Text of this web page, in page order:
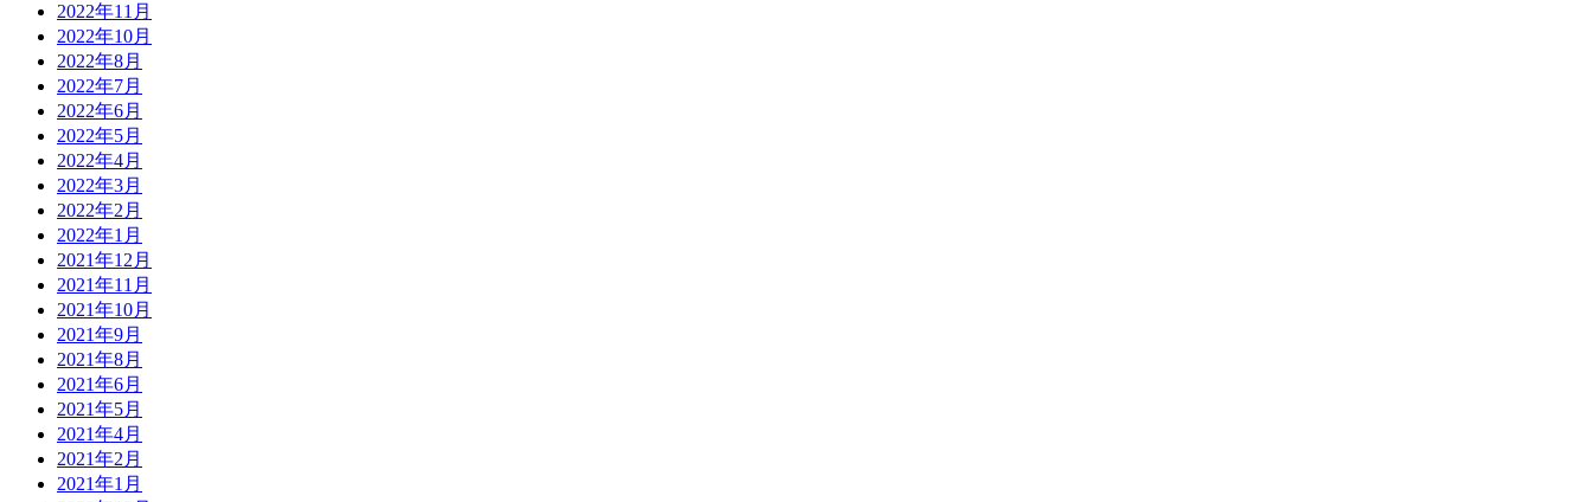
2022年11月
2022年10月
2022年8月
2022年7月
2022年6月
2022年5月
2022年4月
2022年3月
2022年2月
2022年1月
2021年12月
2021年11月
2021年10月
2021年9月
2021年8月
2021年6月
2021年5月
2021年4月
2021年2月
2021年1月